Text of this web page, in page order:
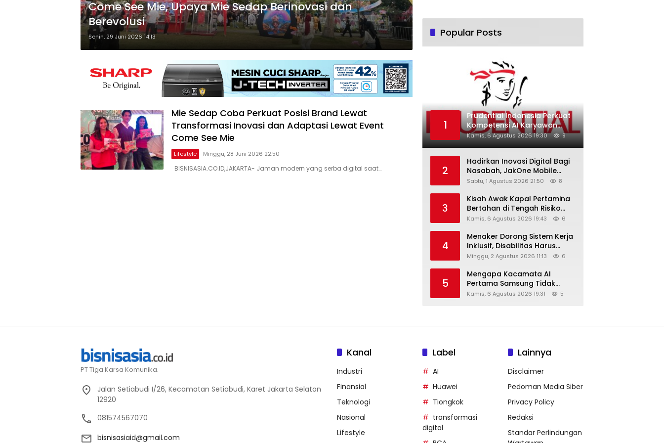
Come See Mie, Upaya Mie Sedap Berinovasi dan
Berevolusi
Senin, 29 Juni 2026 14:13
Mie Sedap Coba Perkuat Posisi Brand Lewat
Transformasi Inovasi dan Adaptasi Lewat Event
Come See Mie
Lifestyle Minggu, 28 Juni 2026 22:50
BISNISASIA.CO.ID,JAKARTA- Jaman modern yang serba digital saat…
Popular Posts
1
Prudential Indonesia Perkuat
Kompetensi AI Karyawan
Lewat AI Week
Kamis, 6 Agustus 2026 19:30 9
2
Hadirkan Inovasi Digital Bagi
Nasabah, JakOne Mobile
Antar Bank Jakarta Sukses
Awards 2026
Sabtu, 1 Agustus 2026 21:50 8
3
Kisah Awak Kapal Pertamina
Bertahan di Tengah Risiko
Pelayaran Selat Hormuz
Kamis, 6 Agustus 2026 19:43 6
4
Menaker Dorong Sistem Kerja
Inklusif, Disabilitas Harus
Dapat Kesempatan Setara
Minggu, 2 Agustus 2026 11:13 6
5
Mengapa Kacamata AI
Pertama Samsung Tidak
Dibekali Layar?
Kamis, 6 Agustus 2026 19:31 5
PT Tiga Karsa Komunika.
Jalan Setiabudi I/26, Kecamatan Setiabudi, Karet Jakarta Selatan
12920
081574567070
bisnisasiaid@gmail.com
Kanal
Industri
Finansial
Teknologi
Nasional
Lifestyle
Label
AI
Huawei
Tiongkok
transformasi
digital
Lainnya
Disclaimer
Pedoman Media Siber
Privacy Policy
Redaksi
Standar Perlindungan